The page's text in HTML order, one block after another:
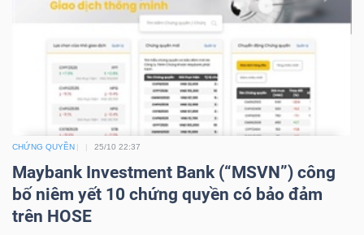
CHỨNG QUYỀN 25/10 22:37
Maybank Investment Bank (“MSVN”) công
bố niêm yết 10 chứng quyền có bảo đảm
trên HOSE
TƯ
TRUY
XUẤT
LIỆU
Ngành
(-)